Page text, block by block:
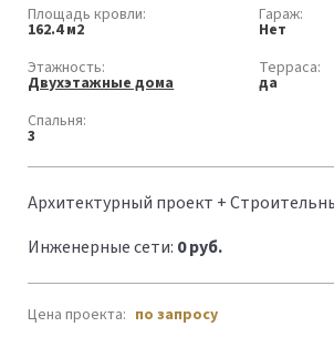
Площадь кровли:
162.4 м2
Гараж:
Нет
Этажность:
Двухэтажные дома
Терраса:
да
Спальня:
3
Архитектурный проект +
Инженерные сети: 0 руб.
Цена проекта: по запросу